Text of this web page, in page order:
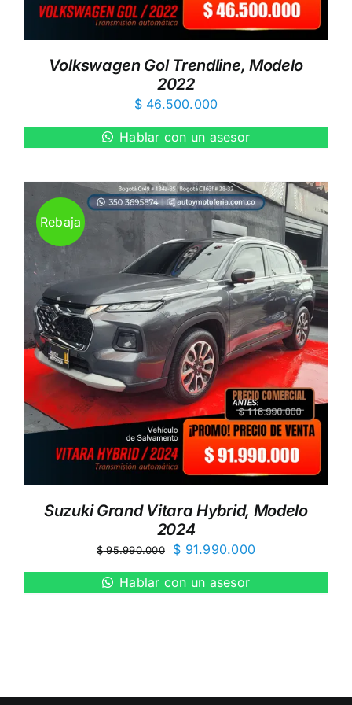
Volkswagen Gol Trendline, Modelo
2022
$46.500.000
Hablar con un asesor
Rebaja
Suzuki Grand Vitara Hybrid, Modelo
2024
$95.990.000
El
precio
original
$ 91.990.000El
precio
actual
Hablar con un asesor